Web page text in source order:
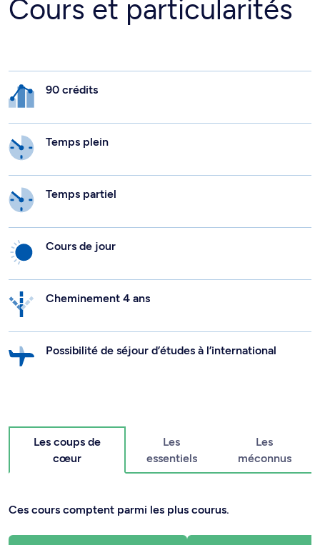
Cours et particularités
90 crédits
Temps plein
Temps partiel
Cours de jour
Cheminement 4 ans
Possibilité de séjour d’études à l’international
Les coups de
cœur
Les
essentiels
Les
méconnus
Ces cours comptent parmi les plus courus.